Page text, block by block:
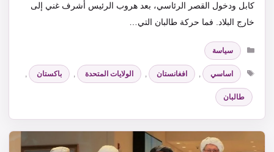
كابل ودخول القصر الرئاسي، بعد هروب الرئيس أشرف غني إلى
خارج البلاد. فما حركة طالبان التي…
التصنيفات
سياسة
الوسوم
اساسي افغانستان الولايات المتحدة باكستان
طالبان